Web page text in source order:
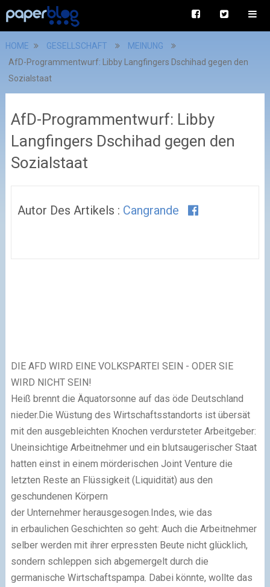
HOME GESELLSCHAFT
MEINUNG
AfD-Programmentwurf: Libby Langfingers Dschihad gegen den
Sozialstaat
AfD-Programmentwurf: Libby
Langfingers Dschihad gegen den
Sozialstaat
Autor Des Artikels : Cangrande
DIE AFD WIRD EINE VOLKSPARTEI SEIN - ODER SIE
WIRD NICHT SEIN!
Heiß brennt die Äquatorsonne auf das öde Deutschland
nieder.Die Wüstung des Wirtschaftsstandorts ist übersät
mit den ausgebleichten Knochen verdursteter Arbeitgeber:
Uneinsichtige Arbeitnehmer und ein blutsaugerischer Staat
hatten einst in einem mörderischen Joint Venture die
letzten Reste an Flüssigkeit (Liquidität) aus den
geschundenen Körpern
der Unternehmer herausgesogen.Indes, wie das
in erbaulichen Geschichten so geht: Auch die Arbeitnehmer
selber werden mit ihrer erpressten Beute nicht glücklich,
sondern schleppen sich abgemergelt durch die
germanische Wirtschaftspampa. Dabei könnte, wollte das